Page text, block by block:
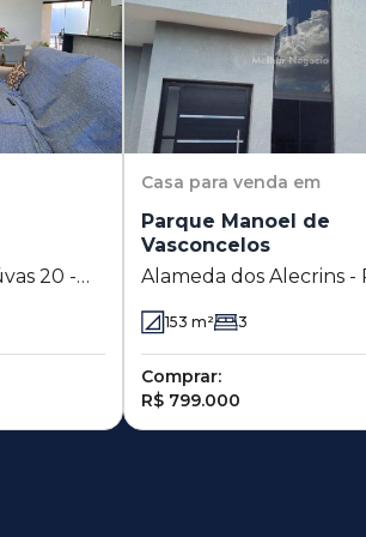
20 -
- SP
Casa para venda em
Parque Manoel de
Vasconcelos
Alameda dos Alecrins - Parque
Sumaré - SP
153 m² 3
Comprar:
R$ 799.000